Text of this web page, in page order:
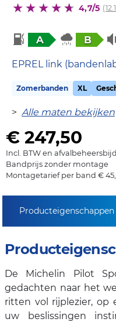
4,7/5
A B
EPREL link
Zomerbanden XL
> Alle maten bekijken
€ 247,50
Incl. BTW en
Bandprijs zonder montage
Montagetarief per band €
Producteigenschappen
De Michelin Pilot
gedachten naar het
ritten vol rijplezier,
uw beslissingen